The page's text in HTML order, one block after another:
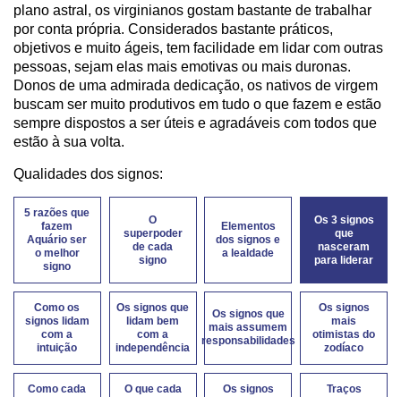
plano astral, os virginianos gostam bastante de trabalhar
por conta própria. Considerados bastante práticos,
objetivos e muito ágeis, tem facilidade em lidar com outras
pessoas, sejam elas mais emotivas ou mais duronas.
Donos de uma admirada dedicação, os nativos de virgem
buscam ser muito produtivos em tudo o que fazem e estão
sempre dispostos a ser úteis e agradáveis com todos que
estão à sua volta.
Qualidades dos signos:
5 razões que
fazem
Aquário ser
o melhor
signo
O
superpoder
de cada
signo
Elementos
dos signos e
a lealdade
Os 3 signos
que
nasceram
para liderar
Como os
signos lidam
com a
intuição
Os signos que
lidam bem
com a
independência
Os signos que
mais assumem
responsabilidades
Os signos
mais
otimistas do
zodíaco
Como cada
O que cada
Os signos
Traços